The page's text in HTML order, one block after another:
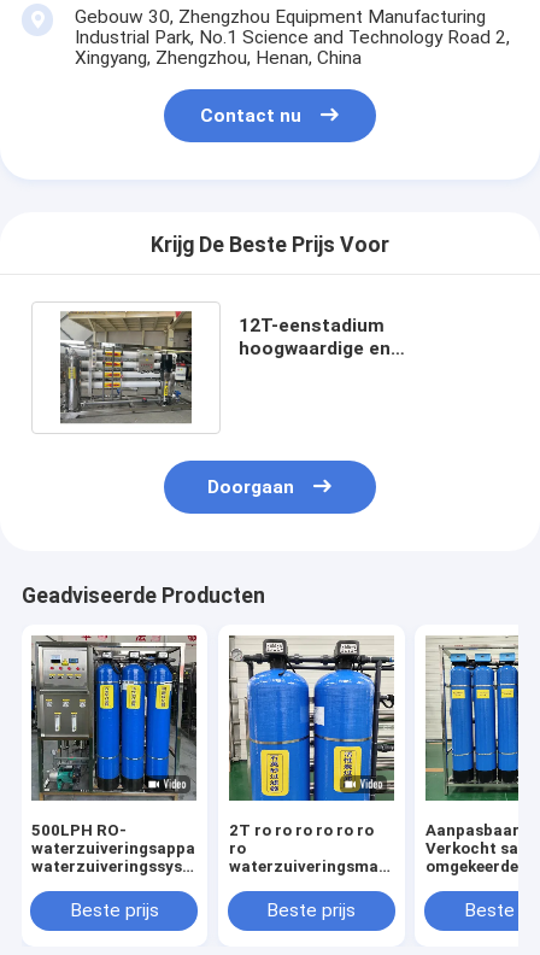
Gebouw 30, Zhengzhou Equipment Manufacturing
Industrial Park, No.1 Science and Technology Road 2,
Xingyang, Zhengzhou, Henan, China
Contact nu
Krijg De Beste Prijs Voor
12T-eenstadium
hoogwaardige en
Doorgaan
Geadviseerde Producten
500LPH RO-
waterzuiveringsapparatuur
waterzuiveringssysteem
osmoseBeste prijs
2T ro ro ro ro ro ro
ro
waterzuiveringsmachine
systemen
waterzuiveringsinstallatie
Beste prijs
Aanpasbaar
Verkocht
omgekeerde
Mineral UV
Beste